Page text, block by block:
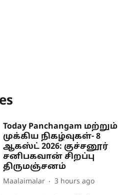
Today Panchangam மற்றும்
முக்கிய நிகழ்வுகள்- 8
ஆகஸ்ட் 2026: குச்சனூர்
சனிபகவான் சிறப்பு
திருமஞ்சனம்
Maalaimalar 3 hours ago